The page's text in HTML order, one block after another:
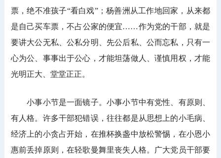
票，绝不准孩子“看白戏”；杨善洲从工作地回家，从来都
是自己买车票，不占公家的便宜……作为党的干部，就是
要讲大公无私、公私分明、先公后私、公而忘私，只有一
心为公、事事出于公心，才能坦荡做人、谨慎用权，才能
光明正大、堂堂正正。
小事小节是一面镜子。小事小节中有党性、有原则、
有人格。许多干部犯错误，往往都是从思想上的小毛病、
经济上的小贪占开始，在推杯换盏中放松警惕，在小恩小
惠前丢掉原则，在轻歌曼舞里丧失人格。广大党员干部要